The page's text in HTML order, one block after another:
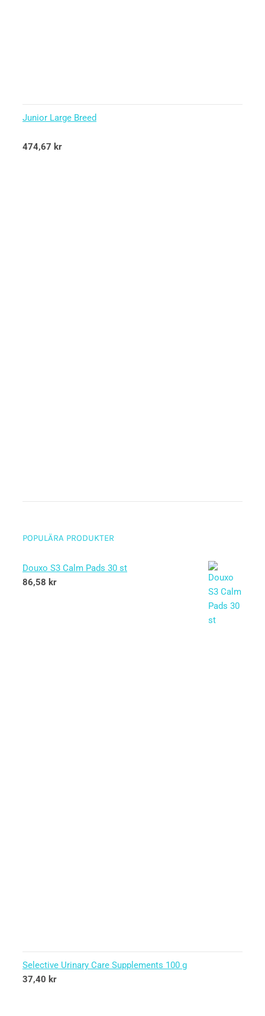
Junior Large Breed
Betygsatt
5.00
474,67 kr
POPULÄRA PRODUKTER
Douxo S3 Calm Pads 30 st
86,58 kr
Selective Urinary Care Supplements 100 g
37,40 kr